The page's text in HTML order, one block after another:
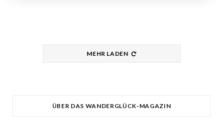
MEHR LADEN
ÜBER DAS WANDERGLÜCK-MAGAZIN